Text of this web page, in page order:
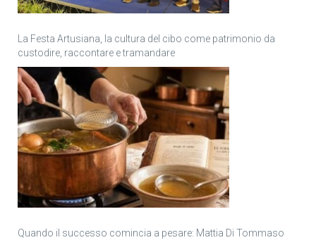
La Festa Artusiana, la cultura del cibo come patrimonio da
custodire, raccontare e tramandare
Quando il successo comincia a pesare: Mattia Di Tommaso